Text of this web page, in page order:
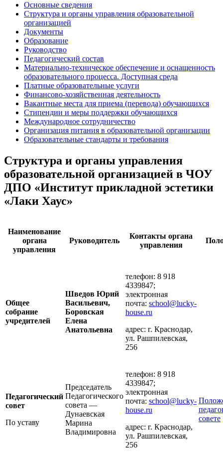
Основные сведения
Структура и органы управления образовательной
организацией
Документы
Образование
Руководство
Педагогический состав
Материально-техническое обеспечение и оснащенность
образовательного процесса. Доступная среда
Платные образовательные услуги
Финансово-хозяйственная деятельность
Вакантные места для приема (перевода) обучающихся
Стипендии и меры поддержки обучающихся
Международное сотрудничество
Организация питания в образовательной организации
Образовательные стандарты и требования
Структура и органы управления
образовательной организацией в ЧОУ
ДПО «Институт прикладной эстетики
«Лаки Хаус»
Наименование
органа
управления
Руководитель
Контакты органа
управления
Общее
собрание
учредителей
Шведов Юрий
Васильевич,
Боровская
Елена
Анатольевна
телефон: 8 918
4339847;
электронная
почта: school@lucky-
house.ru
адрес: г. Краснодар,
ул. Рашпилевская,
256
Педагогический
совет
По уставу
Председатель
Педагогического
совета —
Дунаевская
Марина
Владимировна
телефон: 8 918
4339847;
электронная
почта: school@lucky-
house.ru
адрес: г. Краснодар,
ул. Рашпилевская,
256
совете